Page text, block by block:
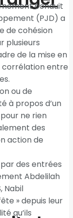
conduit
(PJD) a
de cohésion
plusieurs
de la mise en
entre
ou de
à propos d’un
ne rien
des
action de
des entrées
Abdelilah
Nabil
» depuis leur
qu’ils